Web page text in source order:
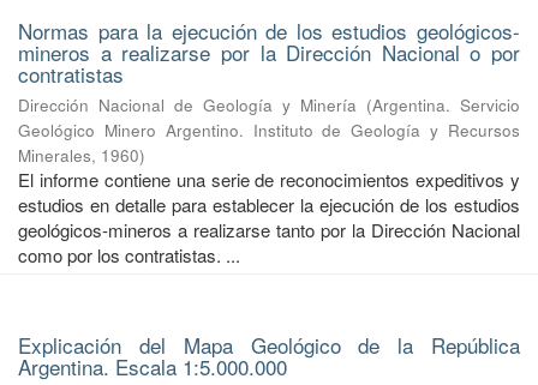
Normas para la ejecución de los estudios geológicos-
mineros a realizarse por la Dirección Nacional o por
contratistas
Dirección Nacional de Geología y Minería (Argentina. Servicio
Geológico Minero Argentino. Instituto de Geología y Recursos
Minerales, 1960)
El informe contiene una serie de reconocimientos expeditivos y
estudios en detalle para establecer la ejecución de los estudios
geológicos-mineros a realizarse tanto por la Dirección Nacional
como por los contratistas. ...
Explicación del Mapa Geológico de la República
Argentina. Escala 1:5.000.000